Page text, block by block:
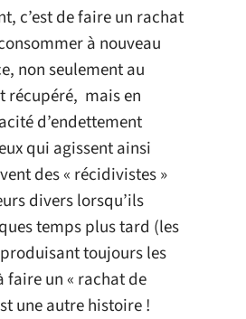
c’est de faire un rachat
à nouveau
non seulement au
récupéré, mais en
d’endettement
qui agissent ainsi
des « récidivistes »
divers lorsqu’ils
temps plus tard (les
toujours les
faire un « rachat de
une autre histoire !